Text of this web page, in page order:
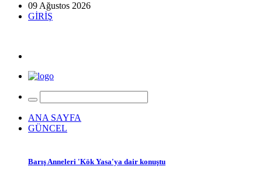
09 Ağustos 2026
GİRİŞ
ANA SAYFA
GÜNCEL
Barış Anneleri 'Kök Yasa'ya dair konuştu